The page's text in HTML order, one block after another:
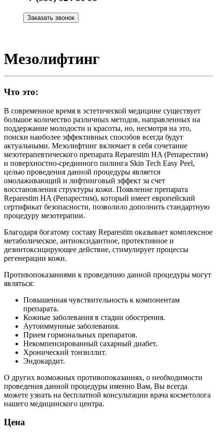
Заказать звонок
Мезолифтинг
Что это:
В современное время в эстетической медицине существует
большое количество различных методов, направленных на
поддержание молодости и красоты, но, несмотря на это,
поиски наиболее эффективных способов всегда будут
актуальными. Мезолифтинг включает в себя сочетание
мезотерапевтического препарата Reparestim HA (Репарестим)
и поверхностно-срединного пилинга Skin Tech Easy Peel,
целью проведения данной процедуры является
омолаживающий и лифтинговый эффект за счет
восстановления структуры кожи. Появление препарата
Reparestim HA (Репарестим), который имеет европейский
сертификат безопасности, позволило дополнить стандартную
процедуру мезотерапии.
Благодаря богатому составу Reparestim оказывает комплексное
метаболическое, антиоксидантное, протективное и
дезинтоксицирующее действие, стимулирует процессы
регенерации кожи.
Противопоказаниями к проведению данной процедуры могут
являться:
Повышенная чувствительность к компонентам
препарата.
Кожные заболевания в стадии обострения.
Аутоиммунные заболевания.
Прием гормональных препаратов.
Некомпенсированный сахарный диабет.
Хронический тонзиллит.
Эндокардит.
О других возможных противопоказаниях, о необходимости
проведения данной процедуры именно Вам, Вы всегда
можете узнать на бесплатной консультации врача косметолога
нашего медицинского центра.
Цена